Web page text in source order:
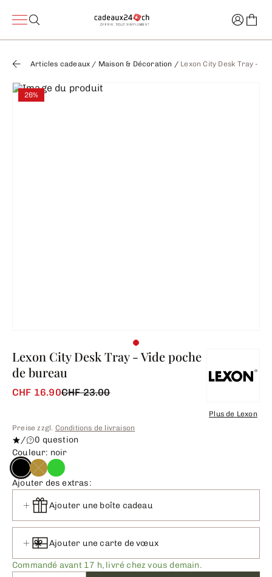
Articles cadeaux / Maison & Décoration / Lexon City Desk Tray -
26%
Lexon City Desk Tray - Vide poche
de bureau
CHF 16.90CHF 23.00
Plus de Lexon
Preise zzgl. Conditions de livraison
/
0 question
Couleur: noir
Ajouter des extras:
Ajouter une boîte cadeau
Ajouter une carte de vœux
Commandé avant 17 h, livré chez vous demain.